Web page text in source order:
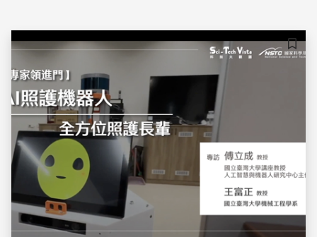
儲存